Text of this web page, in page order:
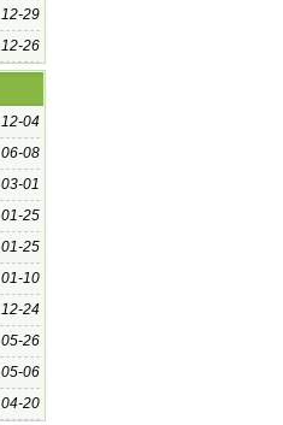
12-29
12-26
12-04
06-08
03-01
01-25
01-25
01-10
12-24
05-26
05-06
04-20